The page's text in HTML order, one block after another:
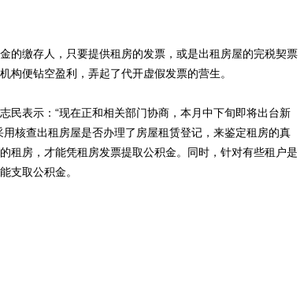
缴存人，只要提供租房的发票，或是出租房屋的完税契票
构便钻空盈利，弄起了代开虚假发票的营生。
表示：“现在正和相关部门协商，本月中下旬即将出台新
核查出租房屋是否办理了房屋租赁登记，来鉴定租房的真
租房，才能凭租房发票提取公积金。同时，针对有些租户是
支取公积金。